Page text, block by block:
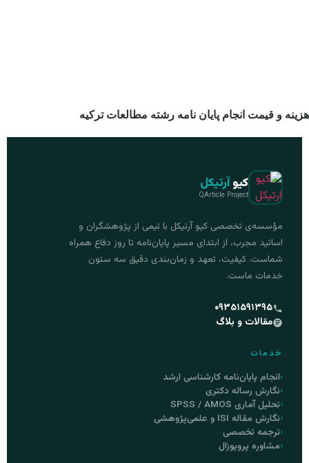
و قیمت انجام پایان نامه رشته مطالعات ترکیه
کیوآرتیکل
QArticle Project
مؤسسه‌ی تخصصی کیو آرتیکل با تیمی از پژوهشگران و
اساتید مجرب، از ابتدای مسیر پایان‌نامه تا روز دفاع همراه
شماست. کیفیت، تعهد و زمان‌بندی دقیق سه ستون
خدمات ماست.
۰۹۳۵۱۵۹۱۳۹۵
مقالات و بلاگ
خدمات
انجام پایان‌نامه کارشناسی ارشد
نگارش رساله دکتری
تحلیل آماری SPSS / AMOS
نگارش مقاله ISI و علمی‌پژوهشی
ترجمه تخصصی
مشاوره پروپوزال